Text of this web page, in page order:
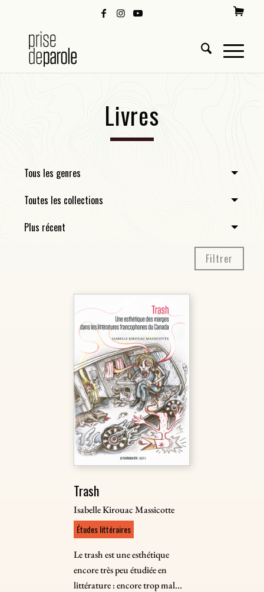
Livres
Tous les genres
Toutes les collections
Plus récent
Filtrer
Trash
Isabelle Kirouac Massicotte
Études littéraires
Le trash est une esthétique
encore très peu étudiée en
littérature : encore trop mal...